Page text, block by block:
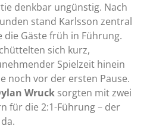
denkbar ungünstig. Nach
stand Karlsson zentral
Gäste früh in Führung.
sich kurz,
Spielzeit hinein
noch vor der ersten Pause.
Wruck sorgten mit zwei
für die 2:1-Führung – der